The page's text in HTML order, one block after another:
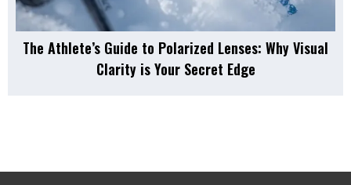
The Athlete’s Guide to Polarized Lenses: Why Visual
Clarity is Your Secret Edge